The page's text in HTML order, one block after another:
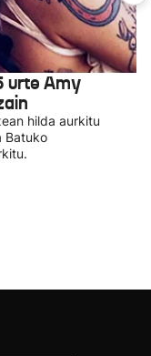
urte Amy
hilda aurkitu
Batuko